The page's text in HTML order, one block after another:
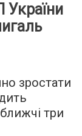
України
зростати
три